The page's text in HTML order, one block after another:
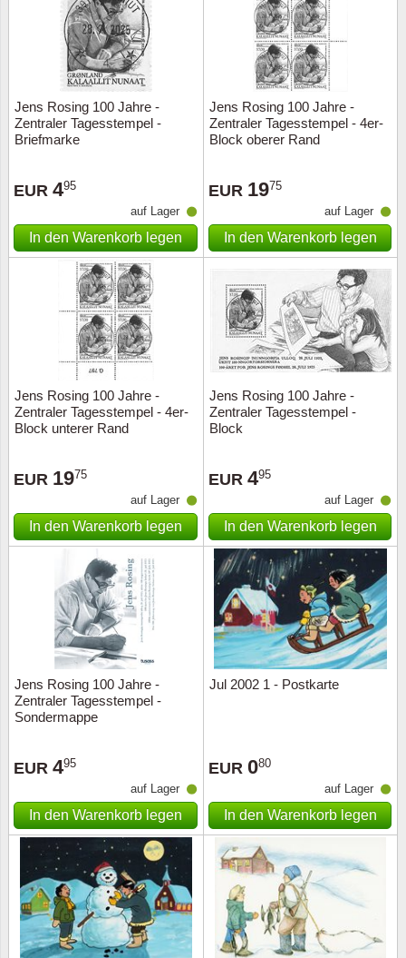
Jens Rosing 100 Jahre -
Zentraler Tagesstempel -
Briefmarke
EUR 495
auf Lager
In den Warenkorb legen
Jens Rosing 100 Jahre -
Zentraler Tagesstempel - 4er-
Block oberer Rand
EUR 1975
auf Lager
In den Warenkorb legen
Jens Rosing 100 Jahre -
Zentraler Tagesstempel - 4er-
Block unterer Rand
EUR 1975
auf Lager
In den Warenkorb legen
Jens Rosing 100 Jahre -
Zentraler Tagesstempel -
Block
EUR 495
auf Lager
In den Warenkorb legen
Jens Rosing 100 Jahre -
Zentraler Tagesstempel -
Sondermappe
EUR 495
auf Lager
In den Warenkorb legen
Jul 2002 1 - Postkarte
EUR 080
auf Lager
In den Warenkorb legen